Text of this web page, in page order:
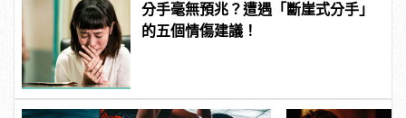
分手毫無預兆？遭遇「斷崖式分手」
的五個情傷建議！